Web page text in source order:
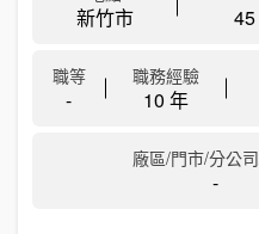
新竹市
職等
-
職務經驗
10 年
廠區/門市/分公
-